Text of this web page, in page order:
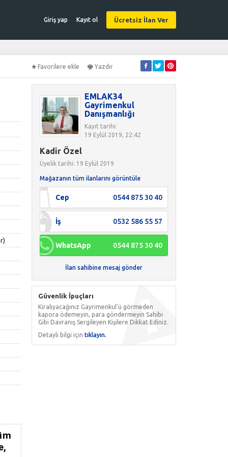
Giriş yap Kayıt ol Ücretsiz İlan Ver
Favorilere ekle Yazdır
,
EMLAK34
Gayrimenkul
Danışmanlığı
Kayıt tarihi:
19 Eylül 2019, 22:42
Kadir Özel
Üyelik tarihi: 19 Eylül 2019
Mağazanın tüm ilanlarını görüntüle
Cep 0544 875 30 40
İş 0532 586 55 57
WhatsApp 0544 875 30 40
İlan sahibine mesaj gönder
Güvenlik İpuçları
Kiralıyacağınız Gayrimenkul'ü görmeden
kapora ödemeyin, para göndermeyin Sahibi
Gibi Davranış Sergileyen Kişilere Dikkat Ediniz.
Detaylı bilgi içintıklayın.